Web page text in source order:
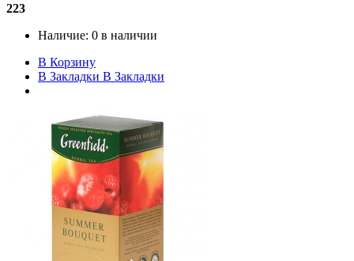
223
Наличие: 0 в наличии
В Корзину
В Закладки В Закладки